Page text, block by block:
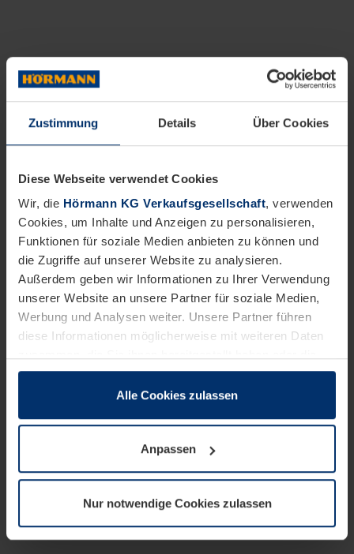
Zustimmung Details Über Cookies
Diese Webseite verwendet Cookies
Wir, die Hörmann KG Verkaufsgesellschaft, verwenden
Cookies, um Inhalte und Anzeigen zu personalisieren,
Funktionen für soziale Medien anbieten zu können und
die Zugriffe auf unserer Website zu analysieren.
Außerdem geben wir Informationen zu Ihrer Verwendung
unserer Website an unsere Partner für soziale Medien,
Werbung und Analysen weiter. Unsere Partner führen
diese Informationen möglicherweise mit weiteren Daten
sie im Rahmen Ihrer Nutzung der Dienste gesammelt
wenn diese für den Betrieb dieser Seite unbedingt
notwendig sind. Für alle anderen Cookie-Typen benötigen
wir Ihre Erlaubnis. Ihre Einwilligung können Sie jederzeit
Datenschutzerklärungunserer Website ändern oder
widerrufen.
Alle Cookies zulassen
Anpassen
Nur notwendige Cookies zulassen